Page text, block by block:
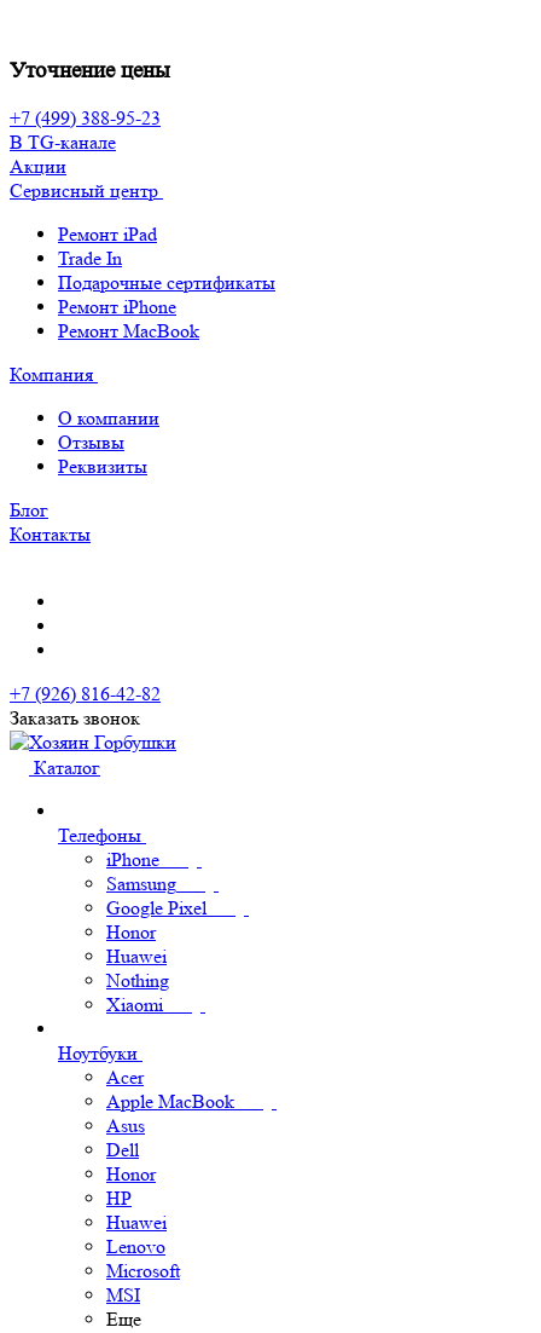
Уточнение цены
+7 (499) 388-95-23
В TG-канале
Акции
Сервисный центр
Ремонт iPad
Trade In
Подарочные сертификаты
Ремонт iPhone
Ремонт MacBook
Компания
О компании
Отзывы
Реквизиты
Блог
Контакты
+7 (926) 816-42-82
Заказать звонок
Каталог
Телефоны
iPhone
Samsung
Google Pixel
Honor
Huawei
Nothing
Xiaomi
Ноутбуки
Acer
Apple MacBook
Asus
Dell
Honor
HP
Huawei
Lenovo
Microsoft
MSI
Еще